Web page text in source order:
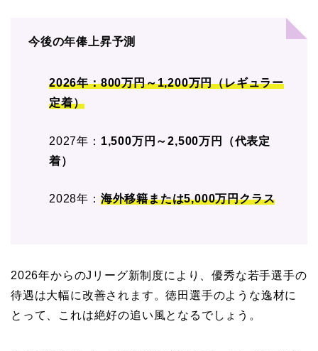
今後の年俸上昇予測
2026年：800万円～1,200万円（レギュラー
定着）
2027年： 1,500万円～2,500万円（代表定
着）
2028年： 海外移籍または5,000万円クラス
2026年からのJリーグ新制度により、優秀な若手選手の
待遇は大幅に改善されます。徳田選手のような逸材に
とって、これは絶好の追い風となるでしょう。